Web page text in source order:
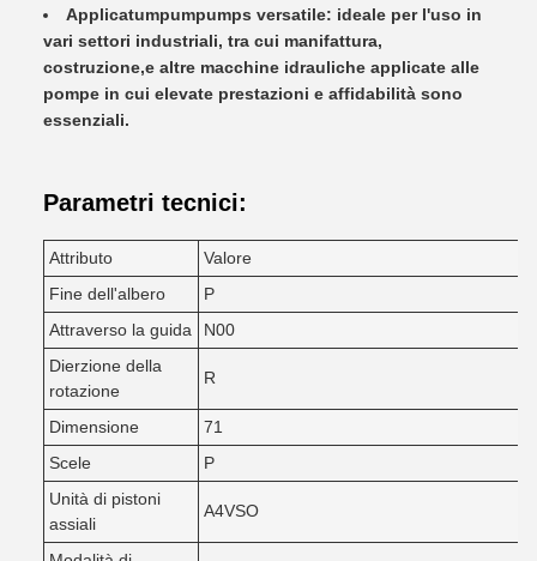
Applicatumpumpumps versatile: ideale per l'uso in
vari settori industriali, tra cui manifattura,
costruzione,e altre macchine idrauliche applicate alle
pompe in cui elevate prestazioni e affidabilità sono
essenziali.
Parametri tecnici:
Attributo
Valore
Fine dell'albero
P
Attraverso la guida
N00
Dierzione della
rotazione
R
Dimensione
71
Scele
P
Unità di pistoni
assiali
A4VSO